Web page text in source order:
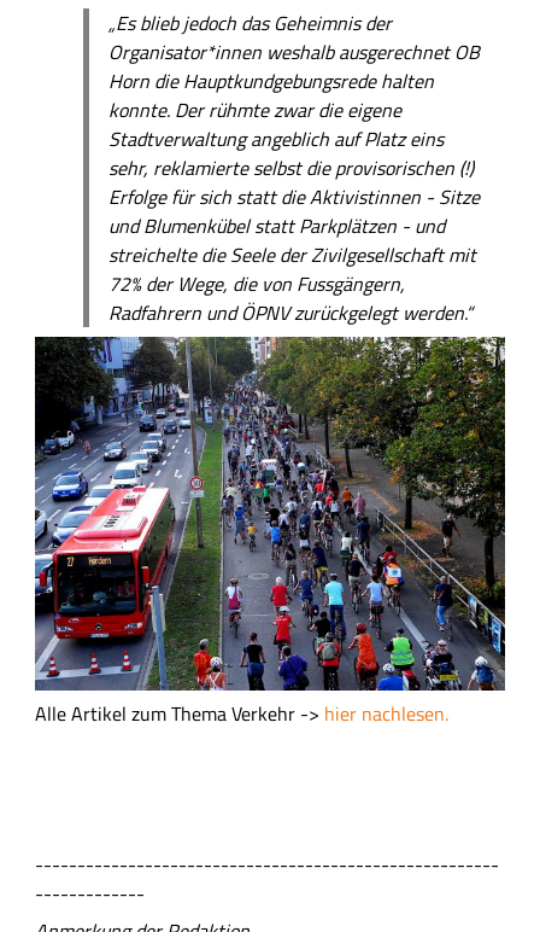
„Es blieb jedoch das Geheimnis der
Organisator*innen weshalb ausgerechnet OB
Horn die Hauptkundgebungsrede halten
konnte. Der rühmte zwar die eigene
Stadtverwaltung angeblich auf Platz eins
sehr, reklamierte selbst die provisorischen (!)
Erfolge für sich statt die Aktivistinnen - Sitze
und Blumenkübel statt Parkplätzen - und
streichelte die Seele der Zivilgesellschaft mit
72% der Wege, die von Fussgängern,
Radfahrern und ÖPNV zurückgelegt werden.“
B
i
l
d
Alle Artikel zum Thema Verkehr -> hier nachlesen.
-------------------------------------------------------
-------------